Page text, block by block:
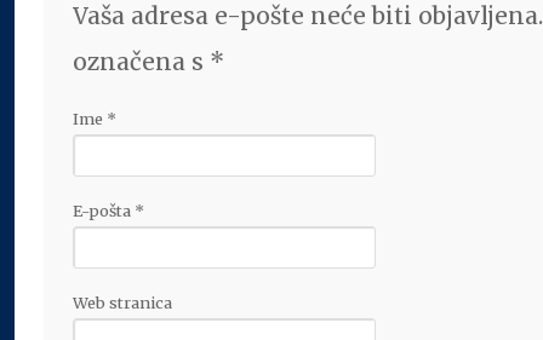
Vaša adresa e-pošte neće biti
označena s *
Ime *
E-pošta *
Web stranica